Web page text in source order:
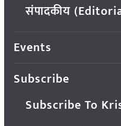
संपादकीय
Events
Subscribe
Subscribe To